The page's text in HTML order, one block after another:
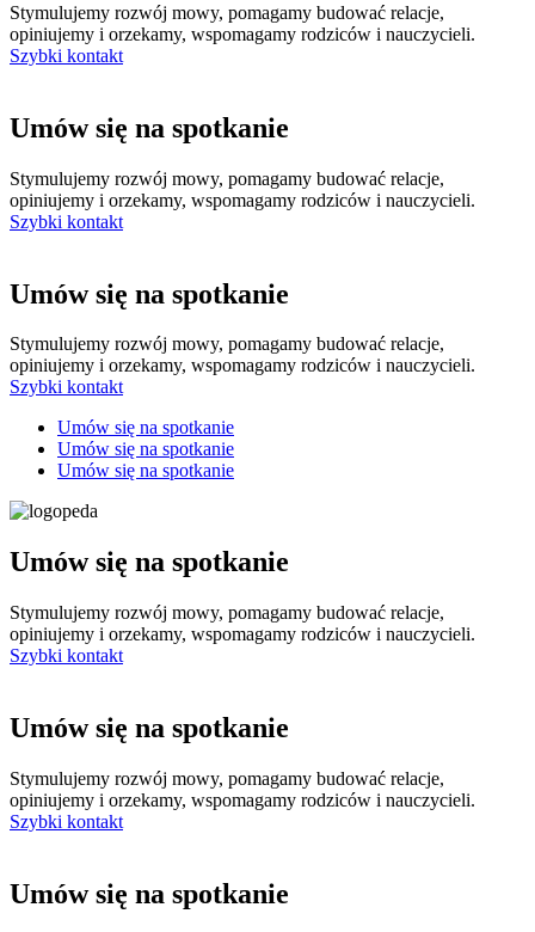
Stymulujemy rozwój mowy, pomagamy budować relacje,
opiniujemy i orzekamy, wspomagamy rodziców i nauczycieli.
Szybki kontakt
Umów się na spotkanie
Stymulujemy rozwój mowy, pomagamy budować relacje,
opiniujemy i orzekamy, wspomagamy rodziców i nauczycieli.
Szybki kontakt
Umów się na spotkanie
Stymulujemy rozwój mowy, pomagamy budować relacje,
opiniujemy i orzekamy, wspomagamy rodziców i nauczycieli.
Szybki kontakt
Umów się na spotkanie
Umów się na spotkanie
Umów się na spotkanie
Umów się na spotkanie
Stymulujemy rozwój mowy, pomagamy budować relacje,
opiniujemy i orzekamy, wspomagamy rodziców i nauczycieli.
Szybki kontakt
Umów się na spotkanie
Stymulujemy rozwój mowy, pomagamy budować relacje,
opiniujemy i orzekamy, wspomagamy rodziców i nauczycieli.
Szybki kontakt
Umów się na spotkanie